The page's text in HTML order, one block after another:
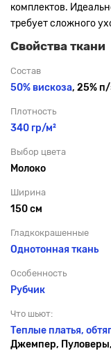
комплектов.
требует сложного
Свойства ткани
Состав
50% вискоза, 25%
Плотность
340 гр/м²
Выбор цвета
Молоко
Ширина
150 см
Гладкокрашенные
Однотонная ткань
Особенность
Рубчик
Что шьют:
Теплые платья,
Джемпер, Пуловеры,